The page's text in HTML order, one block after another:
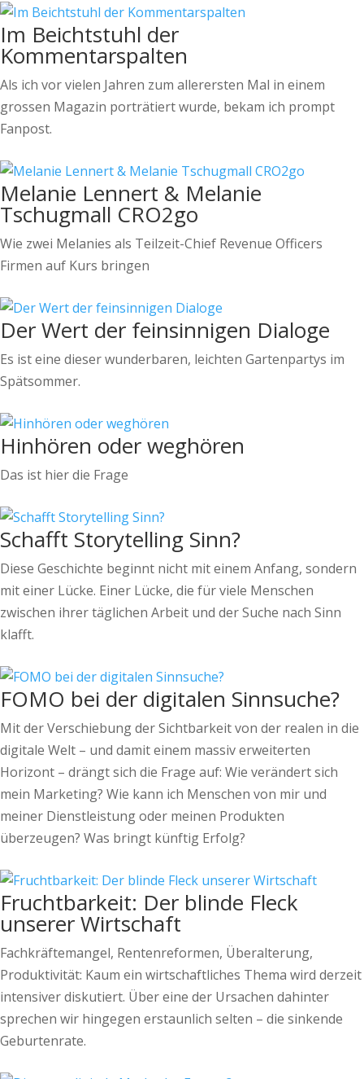
Im Beichtstuhl der
Kommentarspalten
Als ich vor vielen Jahren zum allerersten Mal in einem
grossen Magazin porträtiert wurde, bekam ich prompt
Fanpost.
Melanie Lennert & Melanie
Tschugmall CRO2go
Wie zwei Melanies als Teilzeit-Chief Revenue Officers
Firmen auf Kurs bringen
Der Wert der feinsinnigen Dialoge
Es ist eine dieser wunderbaren, leichten Gartenpartys im
Spätsommer.
Hinhören oder weghören
Das ist hier die Frage
Schafft Storytelling Sinn?
Diese Geschichte beginnt nicht mit einem Anfang, sondern
mit einer Lücke. Einer Lücke, die für viele Menschen
zwischen ihrer täglichen Arbeit und der Suche nach Sinn
klafft.
FOMO bei der digitalen Sinnsuche?
Mit der Verschiebung der Sichtbarkeit von der realen in die
digitale Welt – und damit einem massiv erweiterten
Horizont – drängt sich die Frage auf: Wie verändert sich
mein Marketing? Wie kann ich Menschen von mir und
meiner Dienstleistung oder meinen Produkten
überzeugen? Was bringt künftig Erfolg?
Fruchtbarkeit: Der blinde Fleck
unserer Wirtschaft
Fachkräftemangel, Rentenreformen, Überalterung,
Produktivität: Kaum ein wirtschaftliches Thema wird derzeit
intensiver diskutiert. Über eine der Ursachen dahinter
sprechen wir hingegen erstaunlich selten – die sinkende
Geburtenrate.